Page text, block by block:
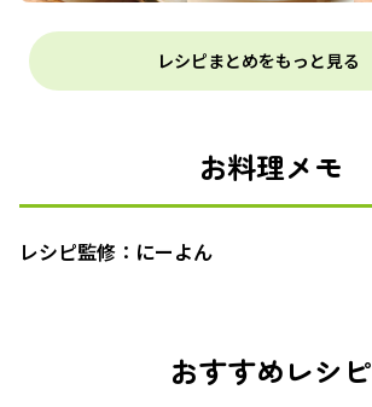
レシピまとめをもっと見る
お料理メモ
レシピ監修：にーよん
おすすめレシピ